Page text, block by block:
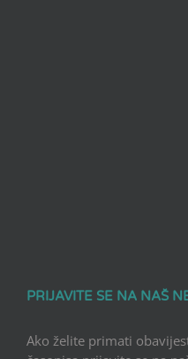
PRIJAVITE SE NA NAŠ
Ako želite primati